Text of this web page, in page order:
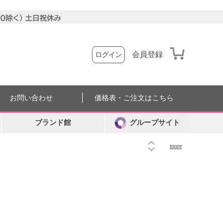
ログイン 会員登録
more
お問い合わせ 価格表・ご注文はこちら
ブランド館 グループサイト